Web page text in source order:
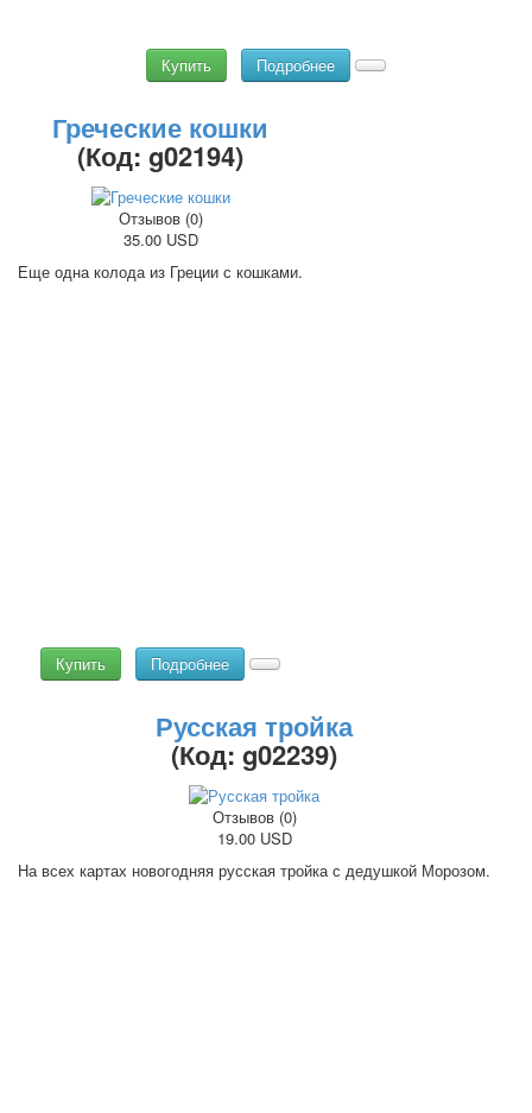
Купить Подробнее
Греческие кошки
(Код: g02194)
Отзывов (0)
35.00 USD
Еще одна колода из Греции с кошками.
Купить Подробнее
Русская тройка
(Код: g02239)
Отзывов (0)
19.00 USD
На всех картах новогодняя русская тройка с дедушкой Морозом.